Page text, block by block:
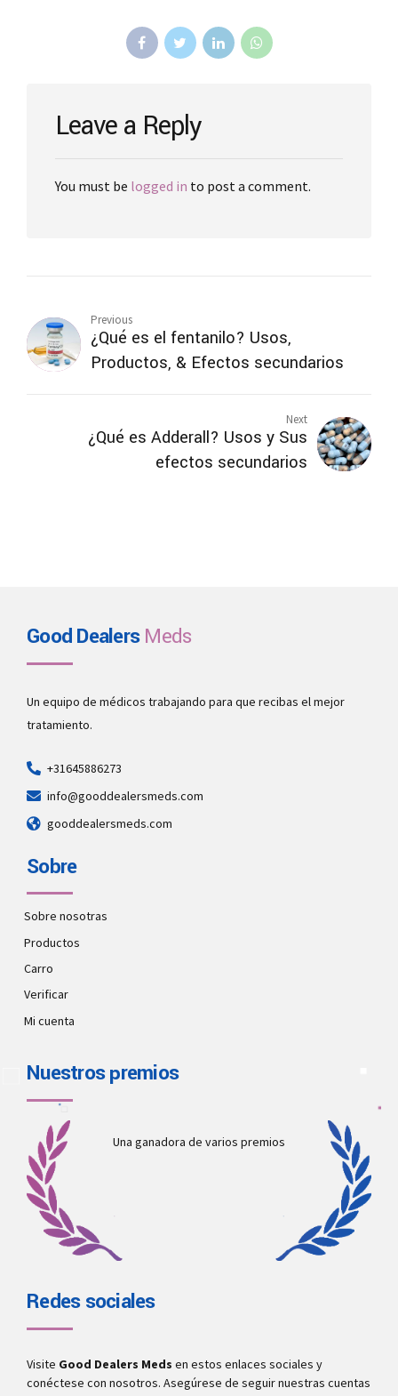
Leave a Reply
You must be logged in to post a comment.
Previous
¿Qué es el fentanilo? Usos,
Productos, & Efectos secundarios
Next
¿Qué es Adderall? Usos y Sus
efectos secundarios
Good DealersMeds
Un equipo de médicos trabajando para que recibas el mejor
tratamiento.
+31645886273
info@gooddealersmeds.com
gooddealersmeds.com
Sobre
Sobre nosotras
Productos
Carro
Verificar
Mi cuenta
Nuestros premios
Una ganadora de varios premios
Redes sociales
Visite Good Dealers Meds en estos enlaces sociales y
conéctese con nosotros. Asegúrese de seguir nuestras cuentas